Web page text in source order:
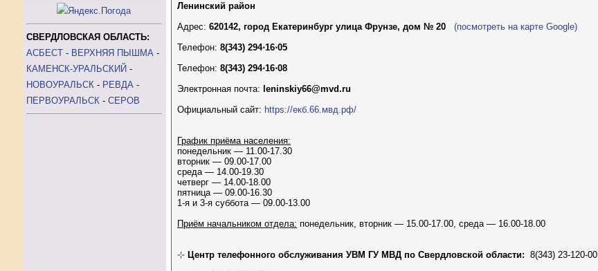
СВЕРДЛОВСКАЯ ОБЛАСТЬ:
АСБЕСТ - ВЕРХНЯЯ ПЫШМА -
КАМЕНСК-УРАЛЬСКИЙ -
НОВОУРАЛЬСК - РЕВДА -
ПЕРВОУРАЛЬСК - СЕРОВ
Ленинский район
Адрес: 620142, город Екатеринбург улица Фрунзе, дом № 20
(посмотреть на карте Google)
Телефон: 8(343) 294⋅16⋅05
Телефон: 8(343) 294⋅16⋅08
Электронная почта: leninskiy66@mvd.ru
Официальный сайт: https://екб.66.мвд.рф/
График приёма населения:
понедельник — 11.00-17.30
вторник — 09.00-17.00
среда — 14.00-19.30
четверг — 14.00-18.00
пятница — 09.00-16.30
1-я и 3-я суббота — 09.00-13.00
Приём начальником отдела: понедельник, вторник — 15.00-17.00, среда — 16.00-18.00
⊹ Центр телефонного обслуживания УВМ ГУ МВД по Свердловской области: 8(343) 23-120-00